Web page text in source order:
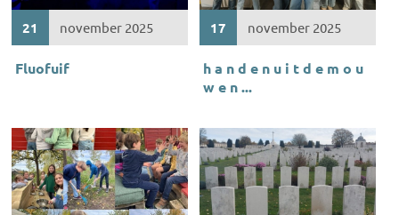
21 november 2025
Fluofuif
17 november 2025
h a n d e n u i t d e m o u
w e n ...